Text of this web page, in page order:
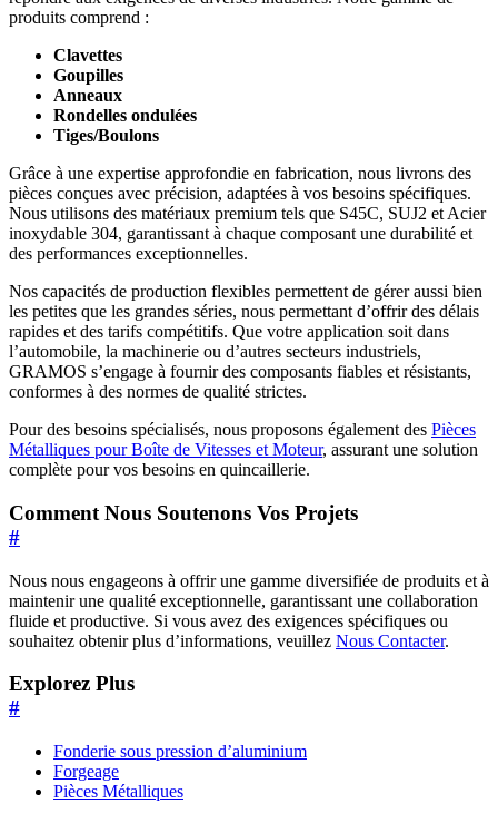
produits comprend :
Clavettes
Goupilles
Anneaux
Rondelles ondulées
Tiges/Boulons
Grâce à une expertise approfondie en fabrication, nous livrons des
pièces conçues avec précision, adaptées à vos besoins spécifiques.
Nous utilisons des matériaux premium tels que S45C, SUJ2 et Acier
inoxydable 304, garantissant à chaque composant une durabilité et
des performances exceptionnelles.
Nos capacités de production flexibles permettent de gérer aussi bien
les petites que les grandes séries, nous permettant d’offrir des délais
rapides et des tarifs compétitifs. Que votre application soit dans
l’automobile, la machinerie ou d’autres secteurs industriels,
GRAMOS s’engage à fournir des composants fiables et résistants,
conformes à des normes de qualité strictes.
Pour des besoins spécialisés, nous proposons également des Pièces
Métalliques pour Boîte de Vitesses et Moteur, assurant une solution
complète pour vos besoins en quincaillerie.
Comment Nous Soutenons Vos Projets
#
Nous nous engageons à offrir une gamme diversifiée de produits et à
maintenir une qualité exceptionnelle, garantissant une collaboration
fluide et productive. Si vous avez des exigences spécifiques ou
souhaitez obtenir plus d’informations, veuillez Nous Contacter.
Explorez Plus
#
Fonderie sous pression d’aluminium
Forgeage
Pièces Métalliques